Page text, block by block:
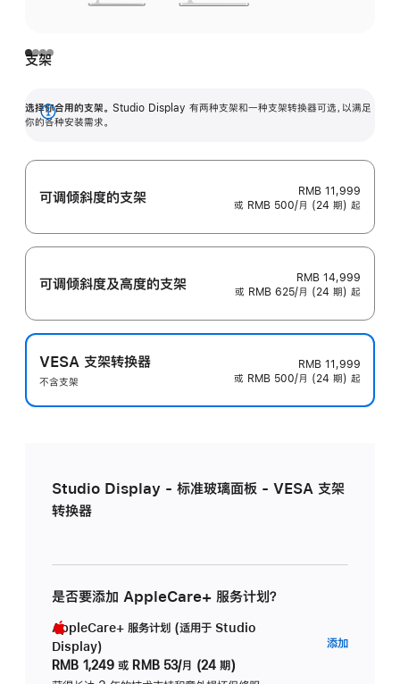
支架
选择你合用的支架。 Studio Display 有两种支架和一种支架转换器可选，以满足
你的各种安装需求。
展
可调倾斜度的支架
RMB 11,999
或 RMB 500/月 (24 期) 起
可调倾斜度及高‍度的支‍架
RMB 14,999
或 RMB 625/月 (24 期) 起
VESA 支架转换器
不含支架
RMB 11,999
或 RMB 500/月 (24 期) 起
Studio Display - 标准玻璃面板 - VESA 支架
转换器
是否要添加 AppleCare+ 服务计划？
AppleCare+ 服务计划 (适用于 Studio
Display)
RMB 1,249 或 RMB 53/月 (24 期)
添加